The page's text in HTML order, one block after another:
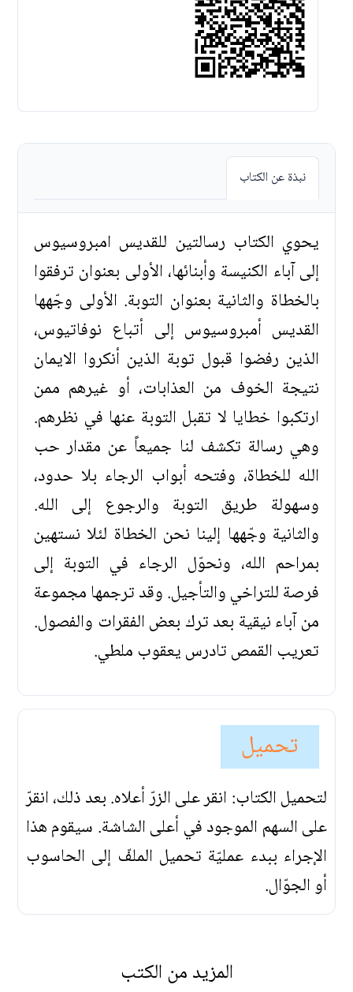
نبذة عن الكتاب
يحوي الكتاب رسالتين للقديس امبروسيوس
إلى آباء الكنيسة وأبنائها، الأولى بعنوان ترفقوا
بالخطاة والثانية بعنوان التوبة. الأولى وجّهها
القديس أمبروسيوس إلى أتباع نوفاتيوس،
الذين رفضوا قبول توبة الذين أنكروا الايمان
نتيجة الخوف من العذابات، أو غيرهم ممن
ارتكبوا خطايا لا تقبل التوبة عنها في نظرهم.
وهي رسالة تكشف لنا جميعاً عن مقدار حب
الله للخطاة، وفتحه أبواب الرجاء بلا حدود،
وسهولة طريق التوبة والرجوع إلى الله.
والثانية وجّهها إلينا نحن الخطاة لئلا نستهين
بمراحم الله، ونحوّل الرجاء في التوبة إلى
فرصة للتراخي والتأجيل. وقد ترجمها مجموعة
من آباء نيقية بعد ترك بعض الفقرات والفصول.
تعريب القمص تادرس يعقوب ملطي.
تحميل
لتحميل الكتاب: انقر على الزرّ أعلاه. بعد ذلك، انقرّ
على السهم الموجود في أعلى الشاشة. سيقوم هذا
الإجراء ببدء عمليّة تحميل الملفّ إلى الحاسوب
أو الجوّال.
المزيد من الكتب